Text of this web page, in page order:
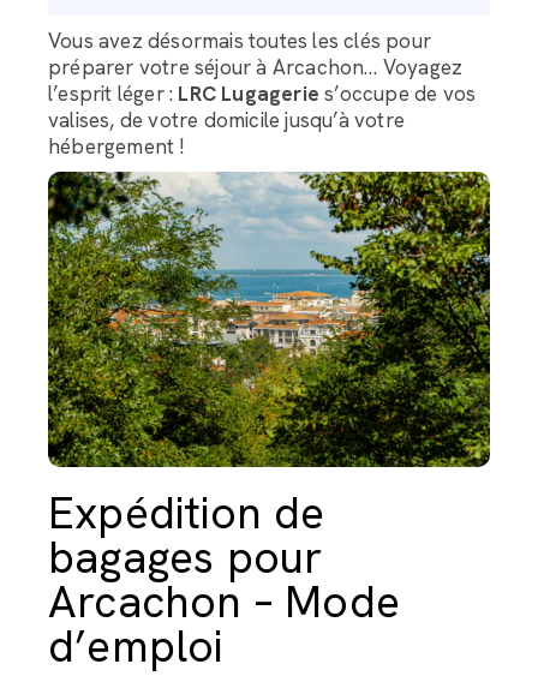
Vous avez désormais toutes les clés pour
préparer votre séjour à Arcachon… Voyagez
l’esprit léger : LRC Lugagerie s’occupe de vos
valises, de votre domicile jusqu’à votre
hébergement !
Expédition de
bagages pour
Arcachon – Mode
d’emploi